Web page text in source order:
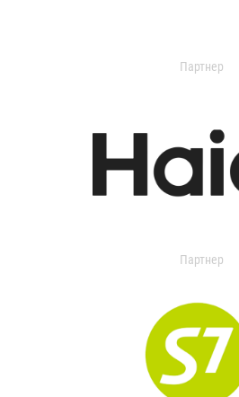
Партнер
Партнер